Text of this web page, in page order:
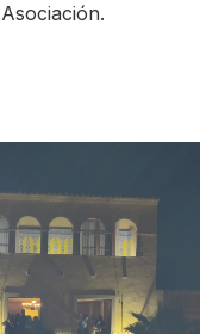
Asociación.